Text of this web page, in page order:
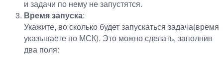
и задачи по нему не запустятся.
Время запуска:
Укажите, во сколько будет запускаться задача(время
указываете по МСК). Это можно сделать, заполнив
два поля: